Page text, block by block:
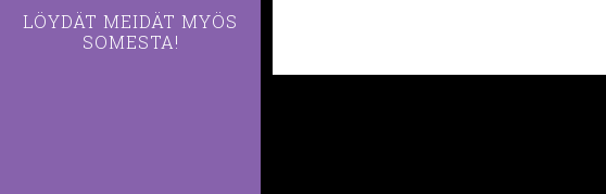
LÖYDÄT MEIDÄT MYÖS
SOMESTA!